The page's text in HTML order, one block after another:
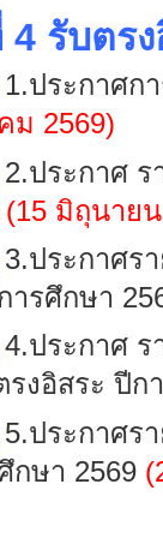
รับตรง
1.ประกาศก
ม 2569)
2.ประกาศ ร
(15 มิถุนายน
3.ประกาศร
ารศึกษา
4.ประกาศ
รงอิสระ ปีก
5.ประกาศ
กษา 2569